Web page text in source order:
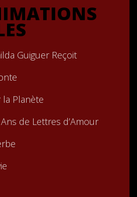
Guiguer Reçoit
Planète
de Lettres d’Amour